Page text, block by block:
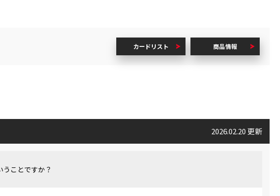
カードリスト 商品情報
2026.02.20 更新
うことですか？